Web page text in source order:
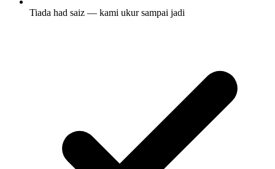
Tiada had saiz — kami ukur sampai jadi